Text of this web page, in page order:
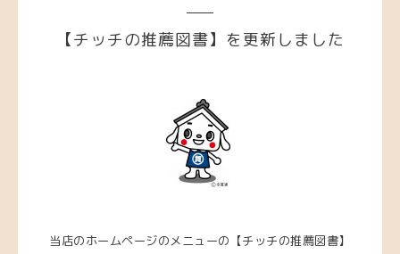
【チッチの推薦図書】を更新しました
当店のホームページのメニューの【チッチの推薦図書】